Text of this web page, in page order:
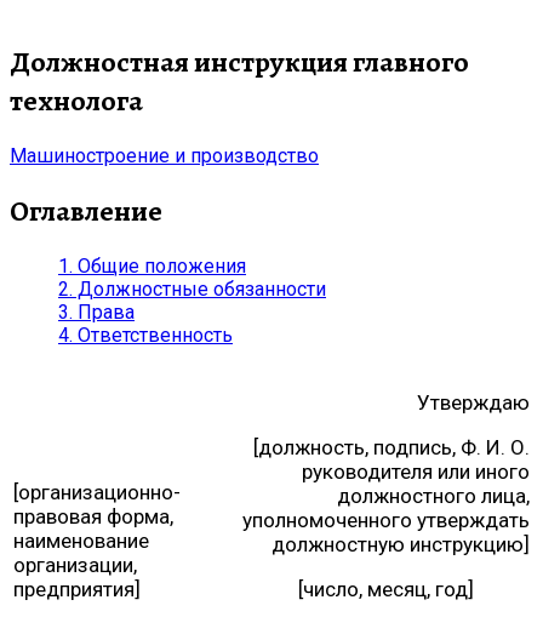
Должностная инструкция главного
технолога
Машиностроение и производство
Оглавление
1. Общие положения
2. Должностные обязанности
3. Права
4. Ответственность
[организационно-
правовая форма,
наименование
организации,
предприятия]
Утверждаю
[должность, подпись, Ф. И. О.
руководителя или иного
должностного лица,
уполномоченного утверждать
должностную инструкцию]
[число, месяц, год]